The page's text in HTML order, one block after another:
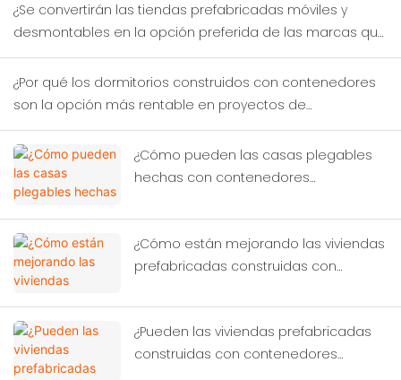
¿Se convertirán las tiendas prefabricadas móviles y
desmontables en la opción preferida de las marcas que
prueban nuevos distritos comerciales?
¿Por qué los dormitorios construidos con contenedores
son la opción más rentable en proyectos de
construcción temporal?
¿Cómo pueden las casas plegables
hechas con contenedores
casos de desastre?
¿Cómo están mejorando las viviendas
prefabricadas construidas con
de los trabajadores?
¿Pueden las viviendas prefabricadas
construidas con contenedores